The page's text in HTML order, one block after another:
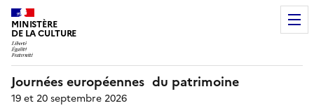
MINISTÈRE
DE LA CULTURE
Journées européennes du patrimoine
19 et 20 septembre 2026